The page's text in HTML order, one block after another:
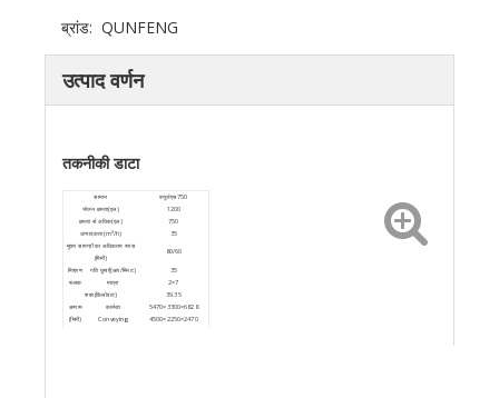
ब्रांड: QUNFENG
उत्पाद वर्णन
तकनीकी डाटा
सामान
क्यूजेएस750
भोजन क्षमता(एल)
1200
क्षमता से अधिक(एल)
750
उत्पादकता (m³/h)
35
मुख्य सामग्री का अधिकतम व्यास
(मिमी)
80/60
मिश्रण
फलक
गति घुमाएँ(आर/मिनट)
35
मात्रा
2×7
पावर(किलोवाट)
39.35
आयाम
(मिमी)
कार्यरत
5470×3300×6828
Conveying
4500×2250×2470